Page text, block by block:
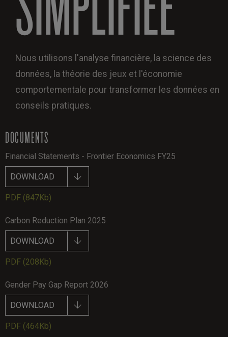
Nous utilisons l'analyse financière, la science des
données, la théorie des jeux et l'économie
comportementale pour transformer les données en
conseils pratiques.
DOCUMENTS
Financial Statements - Frontier Economics FY25
DOWNLOAD
PDF (847Kb)
Carbon Reduction Plan 2025
DOWNLOAD
PDF (208Kb)
Gender Pay Gap Report 2026
DOWNLOAD
PDF (464Kb)